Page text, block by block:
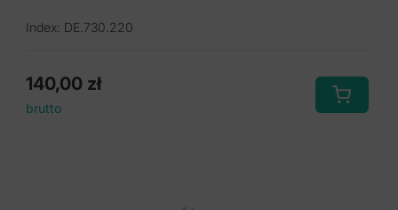
Index: DE.730.220
140,00 zł
brutto